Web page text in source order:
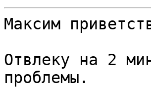
Максим
Отвлеку на 2
проблемы.